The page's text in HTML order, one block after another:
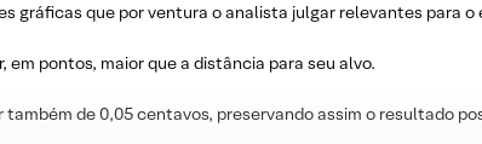
gráficas que por ventura o analista julgar relevantes para o
em pontos, maior que a distância para seu alvo.
também de 0,05 centavos, preservando assim o resultado